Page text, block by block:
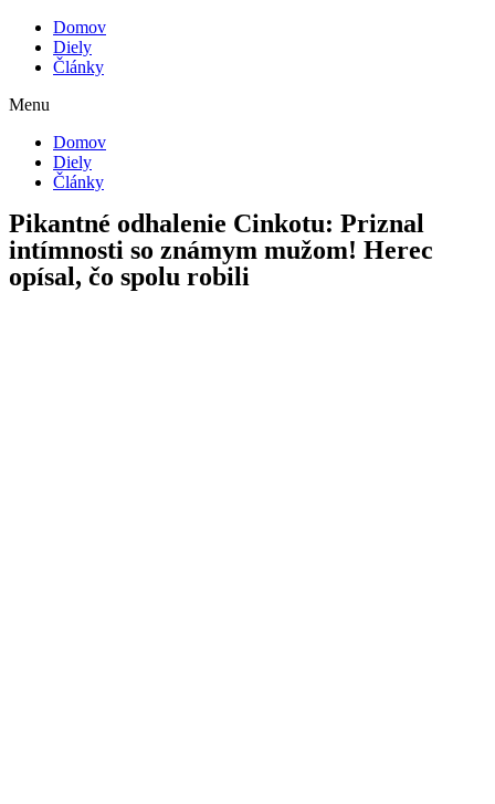
Domov
Diely
Články
Menu
Domov
Diely
Články
Pikantné odhalenie Cinkotu: Priznal
intímnosti so známym mužom! Herec
opísal, čo spolu robili